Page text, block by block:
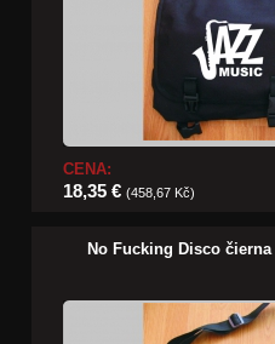
CENA:
18,35 € (458,67 Kč)
No Fucking Disco